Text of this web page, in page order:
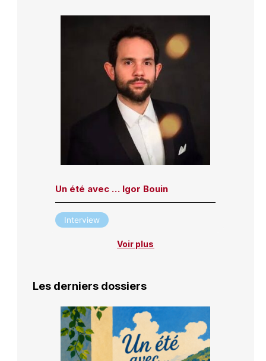
Un été avec … Igor Bouin
Interview
Voir plus
Les derniers dossiers